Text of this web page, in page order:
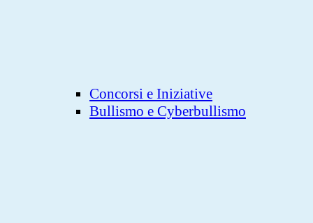
Concorsi e Iniziative
Bullismo e Cyberbullismo